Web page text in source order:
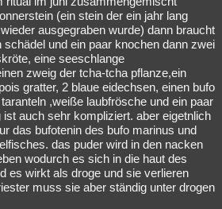
(ein stein der ein jahr lang
ausgegraben wurde) dann braucht
und ein paar knochen dann zwei
eine seeschlange
zweig der tcha-tcha pflanze,ein
gratter, 2 blaue eidechsen, einen bufo
,weiße laubfrösche und ein paar
auch sehr kompliziert. aber eigetnlich
das bufotenin des bufo marinus und
das puder wird in den nacken
wodurch es sich in die haut des
es wirkt als droge und sie verlieren
muss sie aber ständig unter drogen